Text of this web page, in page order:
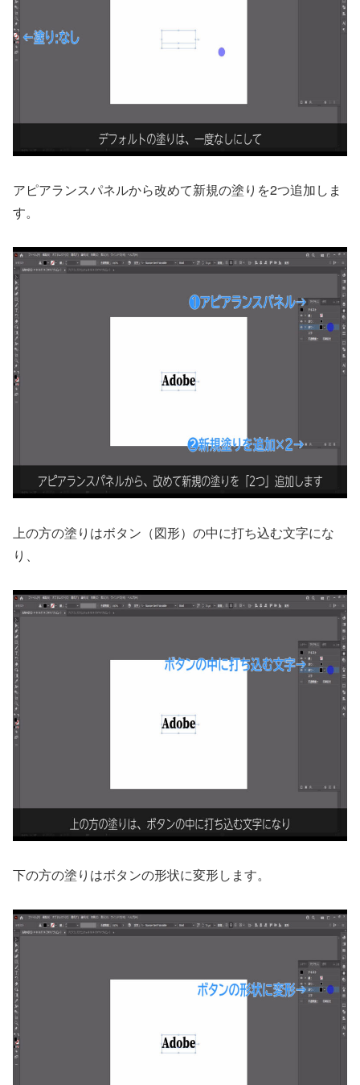
アピアランスパネルから改めて新規の塗りを2つ追加しま
す。
上の方の塗りはボタン（図形）の中に打ち込む文字にな
り、
下の方の塗りはボタンの形状に変形します。